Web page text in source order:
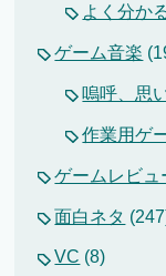
よく分か
ゲーム音楽
嗚呼、思
作業用ゲ
ゲームレビュ
面白ネタ
VC (8)